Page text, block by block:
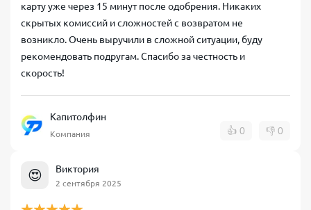
карту уже через 15 минут после одобрения. Никаких
скрытых комиссий и сложностей с возвратом не
возникло. Очень выручили в сложной ситуации, буду
рекомендовать подругам. Спасибо за честность и
скорость!
Капитолфин
Компания 👍 0 👎 0
😍 Виктория
2 сентября 2025